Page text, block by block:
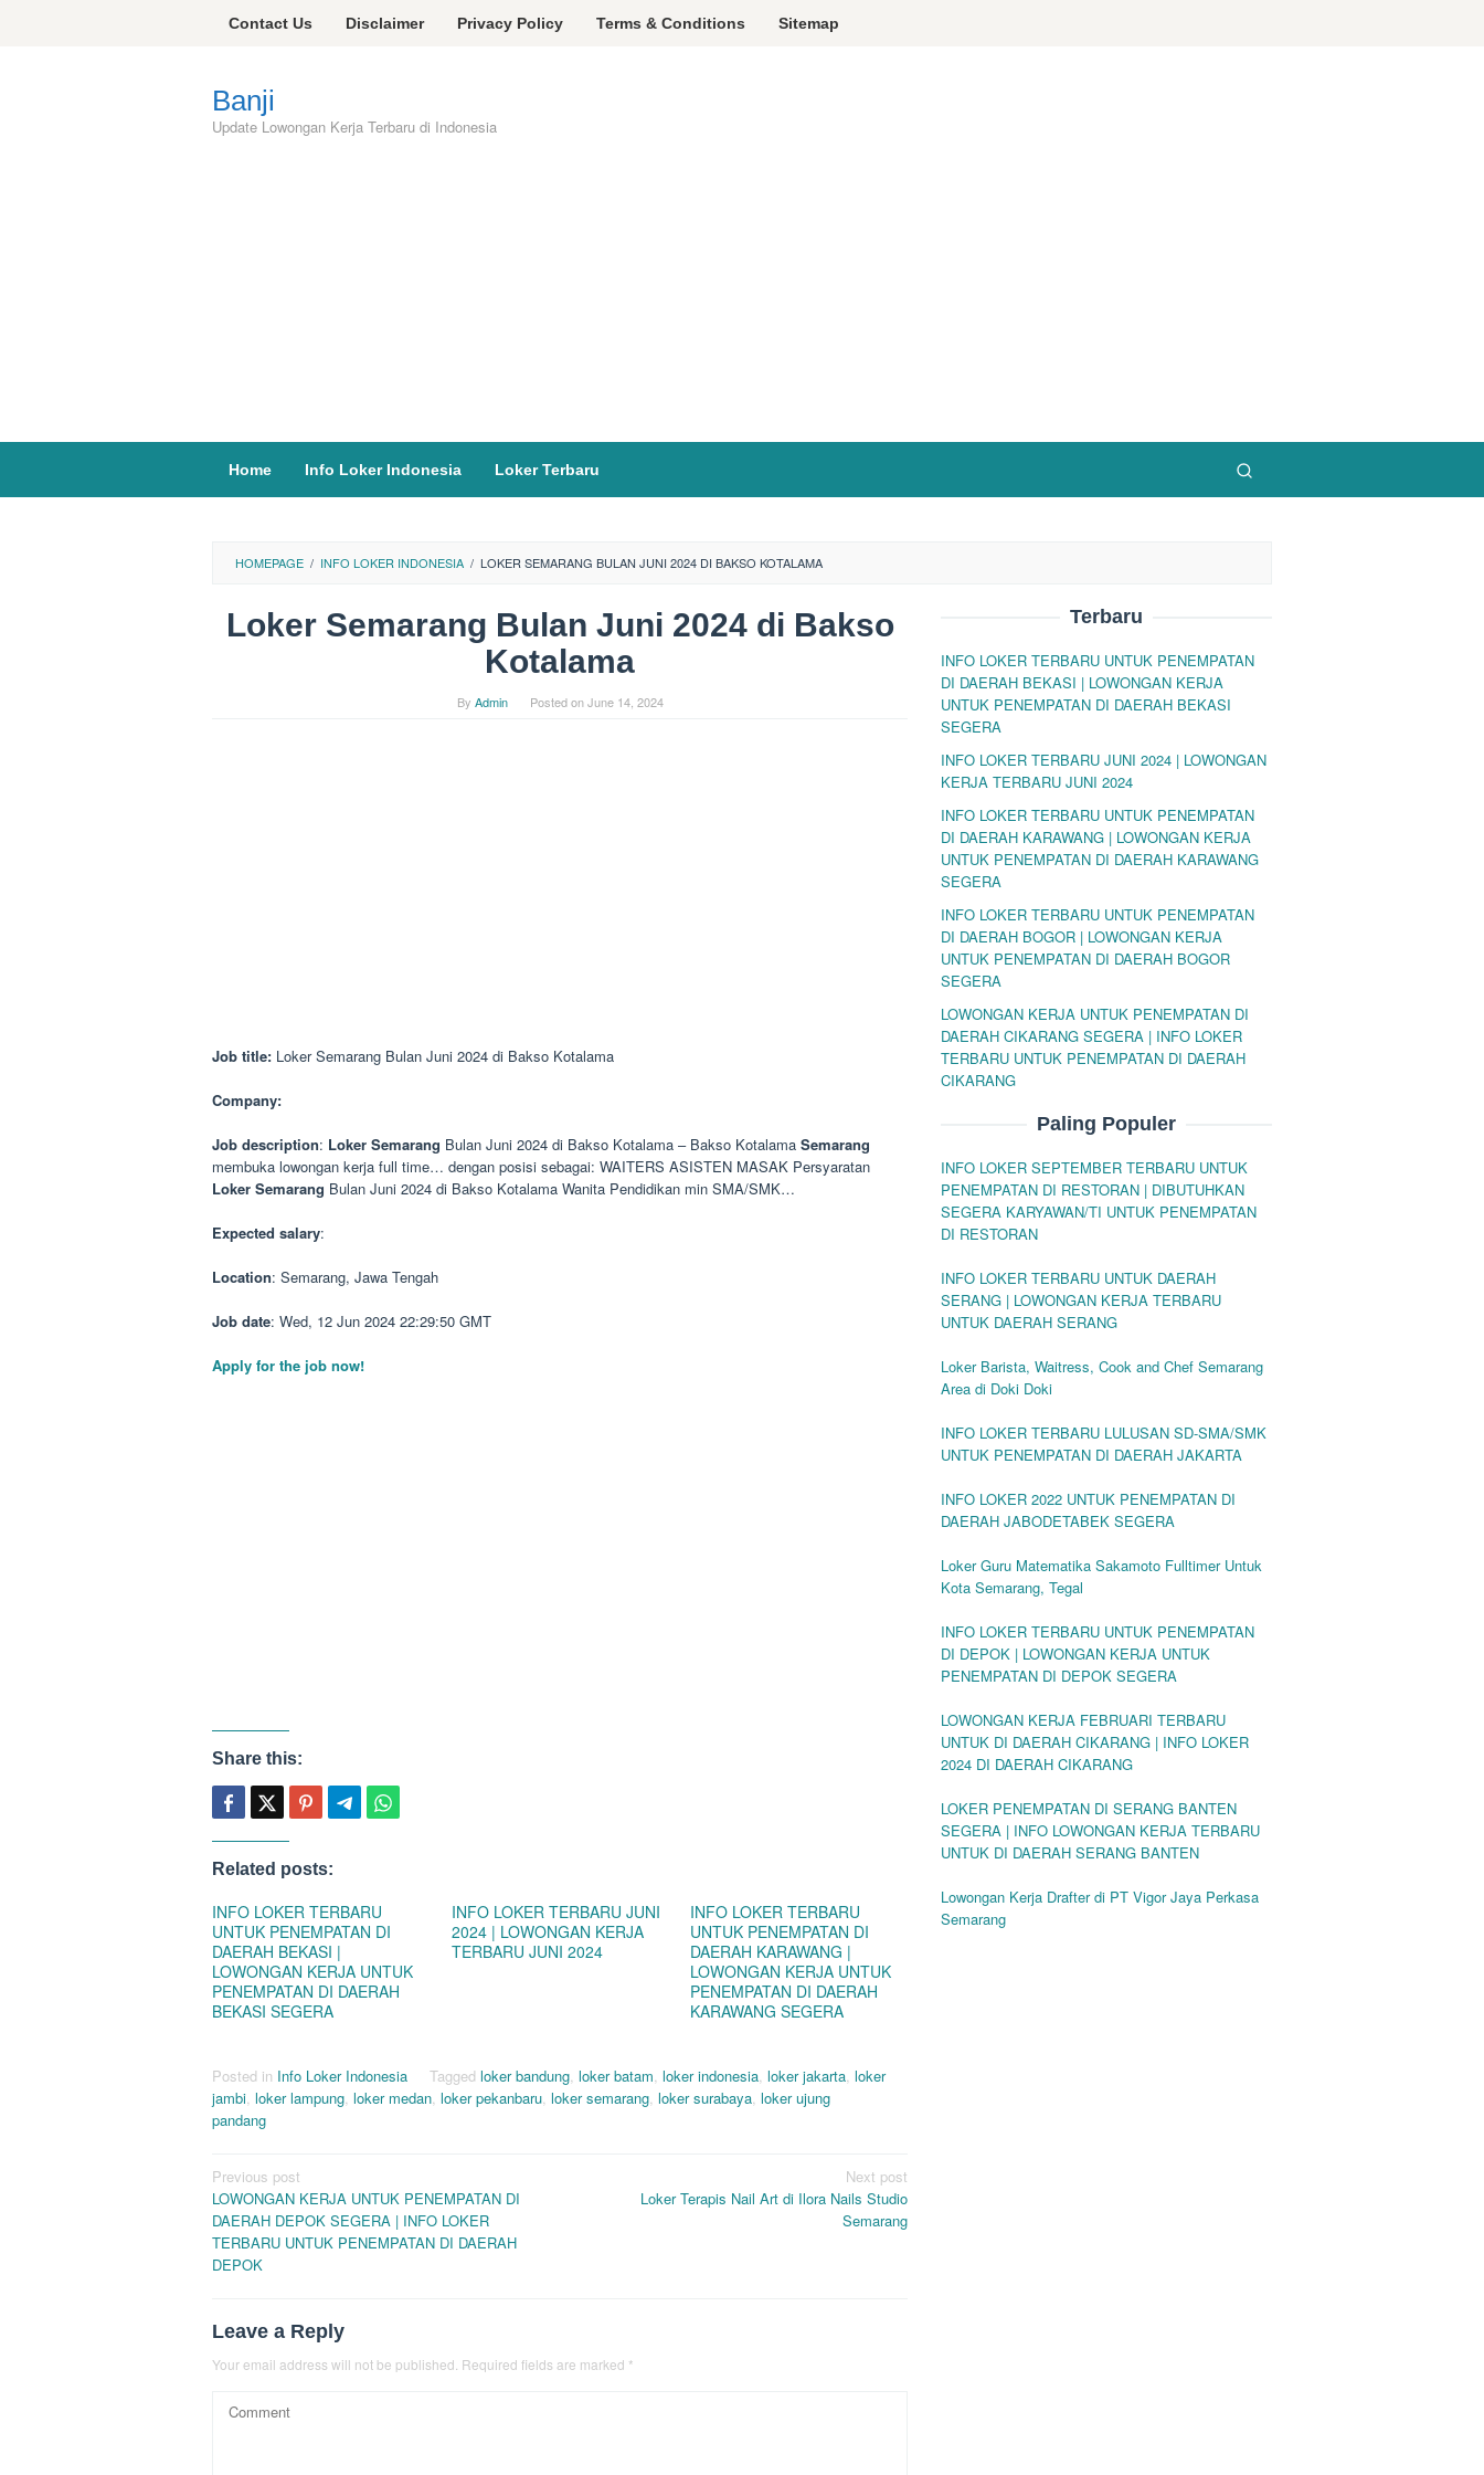
Contact Us Disclaimer Privacy Policy Terms & Conditions Sitemap
Banji
Update Lowongan Kerja Terbaru di Indonesia
Home Info Loker Indonesia Loker Terbaru
HOMEPAGE / INFO LOKER INDONESIA / LOKER SEMARANG BULAN JUNI 2024 DI BAKSO KOTALAMA
Loker Semarang Bulan Juni 2024 di Bakso
Kotalama
By Admin Posted onJune 14, 2024
Job title: Loker Semarang Bulan Juni 2024 di Bakso Kotalama
Company:
Job description: Loker Semarang Bulan Juni 2024 di Bakso Kotalama – Bakso Kotalama Semarang
membuka lowongan kerja full time… dengan posisi sebagai: WAITERS ASISTEN MASAK Persyaratan
Loker Semarang Bulan Juni 2024 di Bakso Kotalama Wanita Pendidikan min SMA/SMK…
Expected salary:
Location: Semarang, Jawa Tengah
Job date: Wed, 12 Jun 2024 22:29:50 GMT
Apply for the job now!
Share this:
Related posts:
INFO LOKER TERBARU
UNTUK PENEMPATAN DI
DAERAH BEKASI |
LOWONGAN KERJA UNTUK
PENEMPATAN DI DAERAH
BEKASI SEGERA
INFO LOKER TERBARU JUNI
2024 | LOWONGAN KERJA
TERBARU JUNI 2024
INFO LOKER TERBARU
UNTUK PENEMPATAN DI
DAERAH KARAWANG |
LOWONGAN KERJA UNTUK
PENEMPATAN DI DAERAH
KARAWANG SEGERA
Posted in Info Loker Indonesia Tagged loker bandung, loker batam, loker indonesia, loker jakarta, loker
jambi, loker lampung, loker medan, loker pekanbaru, loker semarang, loker surabaya, loker ujung
pandang
Post
navigation
Previous post
LOWONGAN KERJA UNTUK PENEMPATAN DI
DAERAH DEPOK SEGERA | INFO LOKER
TERBARU UNTUK PENEMPATAN DI DAERAH
DEPOK
Next post
Loker Terapis Nail Art di Ilora Nails Studio
Semarang
Leave a Reply
Your email address will not be published. Required fields are marked *
Terbaru
INFO LOKER TERBARU UNTUK PENEMPATAN
DI DAERAH BEKASI | LOWONGAN KERJA
UNTUK PENEMPATAN DI DAERAH BEKASI
SEGERA
INFO LOKER TERBARU JUNI 2024 | LOWONGAN
KERJA TERBARU JUNI 2024
INFO LOKER TERBARU UNTUK PENEMPATAN
DI DAERAH KARAWANG | LOWONGAN KERJA
UNTUK PENEMPATAN DI DAERAH KARAWANG
SEGERA
INFO LOKER TERBARU UNTUK PENEMPATAN
DI DAERAH BOGOR | LOWONGAN KERJA
UNTUK PENEMPATAN DI DAERAH BOGOR
SEGERA
LOWONGAN KERJA UNTUK PENEMPATAN DI
DAERAH CIKARANG SEGERA | INFO LOKER
TERBARU UNTUK PENEMPATAN DI DAERAH
CIKARANG
Paling Populer
INFO LOKER SEPTEMBER TERBARU UNTUK
PENEMPATAN DI RESTORAN | DIBUTUHKAN
SEGERA KARYAWAN/TI UNTUK PENEMPATAN
DI RESTORAN
INFO LOKER TERBARU UNTUK DAERAH
SERANG | LOWONGAN KERJA TERBARU
UNTUK DAERAH SERANG
Loker Barista, Waitress, Cook and Chef Semarang
Area di Doki Doki
INFO LOKER TERBARU LULUSAN SD-SMA/SMK
UNTUK PENEMPATAN DI DAERAH JAKARTA
INFO LOKER 2022 UNTUK PENEMPATAN DI
DAERAH JABODETABEK SEGERA
Loker Guru Matematika Sakamoto Fulltimer Untuk
Kota Semarang, Tegal
INFO LOKER TERBARU UNTUK PENEMPATAN
DI DEPOK | LOWONGAN KERJA UNTUK
PENEMPATAN DI DEPOK SEGERA
LOWONGAN KERJA FEBRUARI TERBARU
UNTUK DI DAERAH CIKARANG | INFO LOKER
2024 DI DAERAH CIKARANG
LOKER PENEMPATAN DI SERANG BANTEN
SEGERA | INFO LOWONGAN KERJA TERBARU
UNTUK DI DAERAH SERANG BANTEN
Lowongan Kerja Drafter di PT Vigor Jaya Perkasa
Semarang